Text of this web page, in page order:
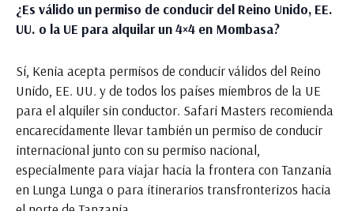
¿Es válido un permiso de conducir del Reino Unido, EE.
UU. o la UE para alquilar un 4×4 en Mombasa?
Sí, Kenia acepta permisos de conducir válidos del Reino
Unido, EE. UU. y de todos los países miembros de la UE
para el alquiler sin conductor. Safari Masters recomienda
encarecidamente llevar también un permiso de conducir
internacional junto con su permiso nacional,
especialmente para viajar hacia la frontera con Tanzania
en Lunga Lunga o para itinerarios transfronterizos hacia